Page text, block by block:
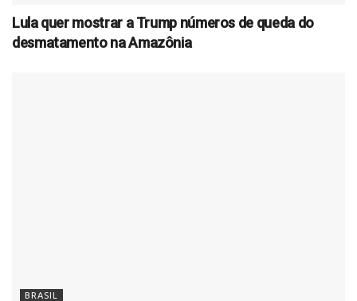
Lula quer mostrar a Trump números de queda do
desmatamento na Amazônia
BRASIL